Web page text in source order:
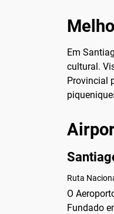
Em
cultural.
Provincial
Ruta
O
Fundado